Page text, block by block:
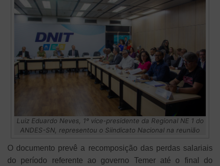
Luiz Eduardo Neves, 1º vice-presidente da Regional NE 1 do
ANDES-SN, representou o Siindicato Nacional na reunião
O documento prevê a recomposição das perdas salariais
do período referente ao governo Temer até o final do